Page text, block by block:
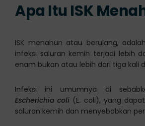
Apa Itu ISK
ISK menahun atau berulang,
infeksi saluran kemih terjadi lebih
enam bukan atau lebih dari tiga kali
Infeksi ini umumnya di
Escherichia coli (E. coli), yang
saluran kemih dan menyebabkan